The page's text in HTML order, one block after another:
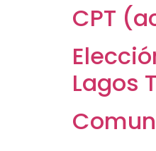
CPT
Lagos